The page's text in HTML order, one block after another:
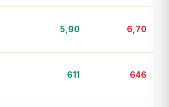
5,90 6,70
611 646